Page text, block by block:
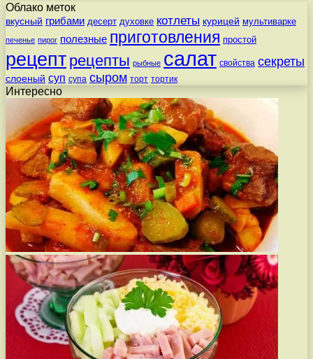
Облако меток
вкусный грибами десерт духовке котлеты курицей мультиварке
печенье пирог полезные приготовления простой
рецепт рецепты рыбные салат свойства секреты
слоеный суп супа сыром торт тортик
Интересно